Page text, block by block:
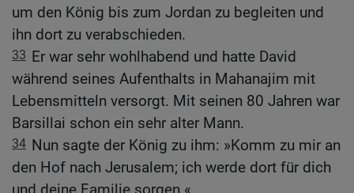
um den König bis zum Jordan zu begleiten und
ihn dort zu verabschieden.
33 Er war sehr wohlhabend und hatte David
während seines Aufenthalts in Mahanajim mit
Lebensmitteln versorgt. Mit seinen 80 Jahren war
Barsillai schon ein sehr alter Mann.
34 Nun sagte der König zu ihm: »Komm zu mir an
den Hof nach Jerusalem; ich werde dort für dich
und deine Familie sorgen.«